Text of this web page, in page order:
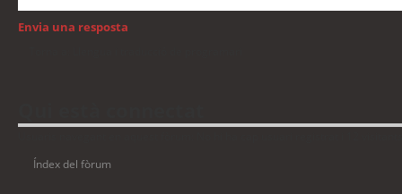
Envia una resposta
Índex del fòrum